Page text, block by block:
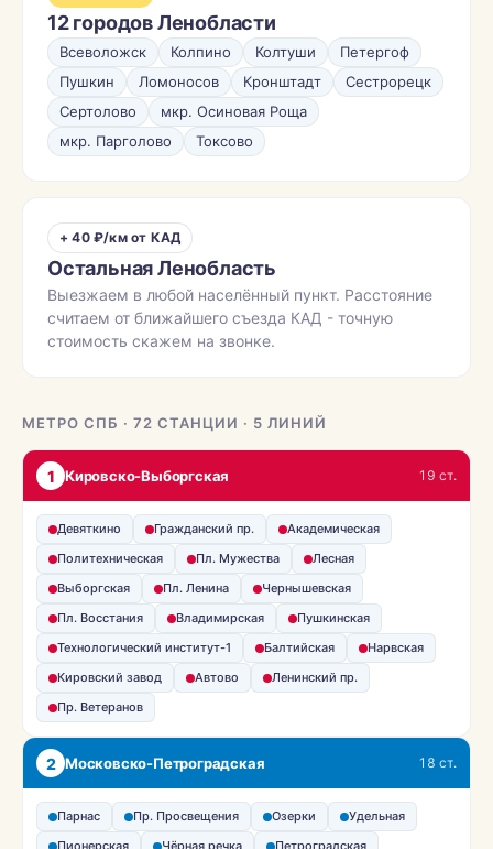
12 городов Ленобласти
Всеволожск Колпино Колтуши
Петергоф
Пушкин
Ломоносов Кронштадт
Сестрорецк
Сертолово
мкр. Осиновая Роща
мкр. Парголово
Токсово
+ 40 ₽/км от КАД
Остальная Ленобласть
Выезжаем в любой населённый пункт. Расстояние
считаем от ближайшего съезда КАД - точную
стоимость скажем на звонке.
МЕТРО СПБ · 72 СТАНЦИИ · 5 ЛИНИЙ
1 Кировско-Выборгская 19 ст.
Девяткино Гражданский пр.
Академическая
Политехническая
Пл. Мужества
Лесная
Выборгская
Пл. Ленина
Чернышевская
Пл. Восстания
Владимирская
Пушкинская
Технологический институт-1
Балтийская
Нарвская
Кировский завод
Автово
Ленинский пр.
Пр. Ветеранов
2 Московско-Петроградская 18 ст.
Парнас Пр. Просвещения Озерки
Удельная
Пионерская
Чёрная речка Петроградская